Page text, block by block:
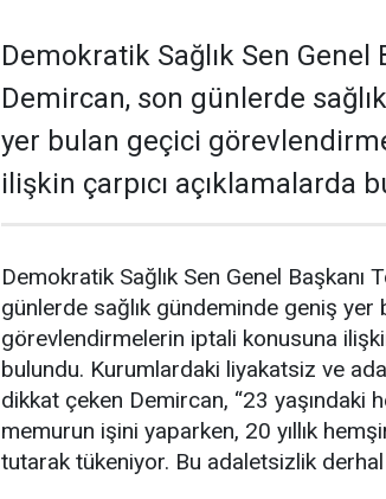
Demokratik Sağlık Sen Genel
Demircan, son günlerde
yer bulan geçici
ilişkin çarpıcı açıklamalarda
Demokratik Sağlık Sen Genel Başkanı
günlerde sağlık gündeminde geniş yer
görevlendirmelerin iptali konusuna
bulundu. Kurumlardaki liyakatsiz ve
dikkat çeken Demircan, “23 yaşındaki
memurun işini yaparken, 20 yıllık
tutarak tükeniyor. Bu adaletsizlik